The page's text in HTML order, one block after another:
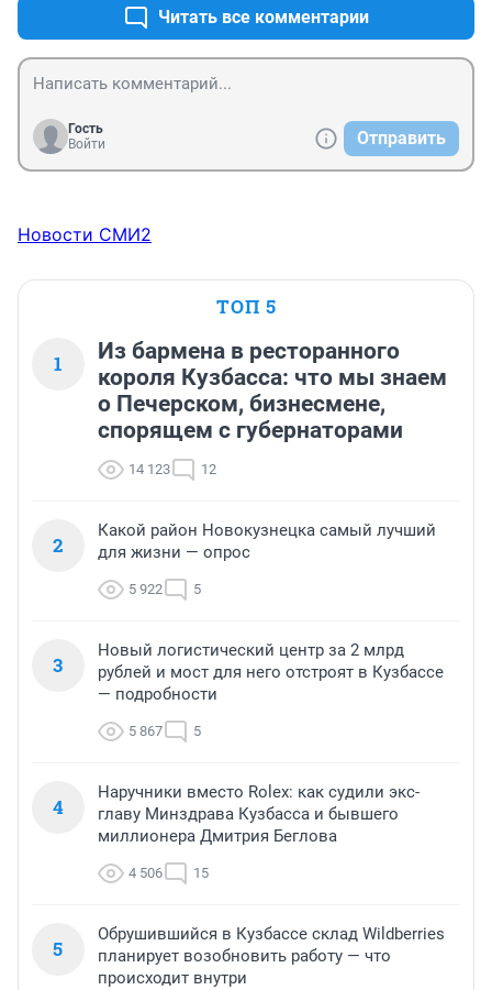
замечательная.но люди не желают жить в кузбассе и
умирать от раковых заболеваний.
Читать все комментарии
Гость
Войти
Отправить
Новости СМИ2
ТОП 5
1
Из бармена в ресторанного
короля Кузбасса: что мы знаем
о Печерском, бизнесмене,
спорящем с губернаторами
14 123 12
2
Какой район Новокузнецка самый лучший
для жизни — опрос
5 922 5
3
Новый логистический центр за 2 млрд
рублей и мост для него отстроят в Кузбассе
— подробности
5 867 5
4
Наручники вместо Rolex: как судили экс-
главу Минздрава Кузбасса и бывшего
миллионера Дмитрия Беглова
4 506 15
5
Обрушившийся в Кузбассе склад Wildberries
планирует возобновить работу — что
происходит внутри